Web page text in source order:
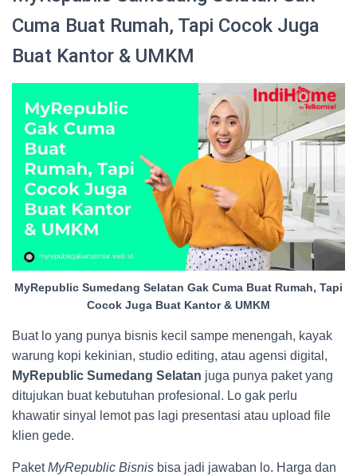
Cuma Buat Rumah, Tapi Cocok Juga
Buat Kantor & UMKM
MyRepublic Sumedang Selatan Gak Cuma Buat Rumah, Tapi
Cocok Juga Buat Kantor & UMKM
Buat lo yang punya bisnis kecil sampe menengah, kayak
warung kopi kekinian, studio editing, atau agensi digital,
MyRepublic Sumedang Selatan juga punya paket yang
ditujukan buat kebutuhan profesional. Lo gak perlu
khawatir sinyal lemot pas lagi presentasi atau upload file
klien gede.
PaketMyRepublic Bisnis bisa jadi jawaban lo. Harga dan